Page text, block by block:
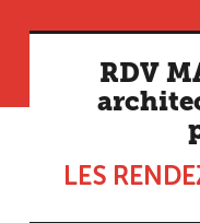
RDV
LES